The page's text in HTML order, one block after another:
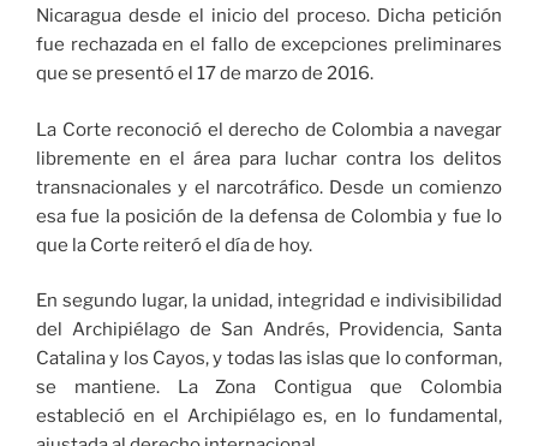
Nicaragua desde el inicio del proceso. Dicha petición
fue rechazada en el fallo de excepciones preliminares
que se presentó el 17 de marzo de 2016.
La Corte reconoció el derecho de Colombia a navegar
libremente en el área para luchar contra los delitos
transnacionales y el narcotráfico. Desde un comienzo
esa fue la posición de la defensa de Colombia y fue lo
que la Corte reiteró el día de hoy.
En segundo lugar, la unidad, integridad e indivisibilidad
del Archipiélago de San Andrés, Providencia, Santa
Catalina y los Cayos, y todas las islas que lo conforman,
se mantiene. La Zona Contigua que Colombia
estableció en el Archipiélago es, en lo fundamental,